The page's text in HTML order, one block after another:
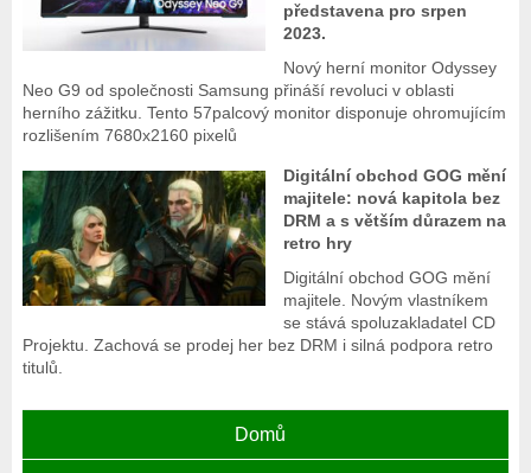
představena pro srpen
2023.
Nový herní monitor Odyssey
Neo G9 od společnosti Samsung přináší revoluci v oblasti
herního zážitku. Tento 57palcový monitor disponuje ohromujícím
rozlišením 7680x2160 pixelů
Digitální obchod GOG mění
majitele: nová kapitola bez
DRM a s větším důrazem na
retro hry
Digitální obchod GOG mění
majitele. Novým vlastníkem
se stává spoluzakladatel CD
Projektu. Zachová se prodej her bez DRM i silná podpora retro
titulů.
Domů